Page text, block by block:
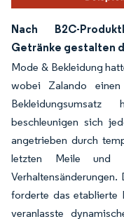
Nach B2C-
Getränke gestalten
Mode & Bekleidung
wobei Zalando
beschleunigen sich
angetrieben durch
letzten Meile und
forderte das etablierte
veranlasste